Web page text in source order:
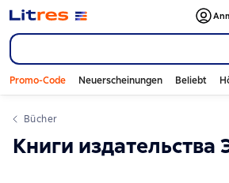
Promo-Code Neuerscheinungen Beliebt
Bücher
Книги издательства